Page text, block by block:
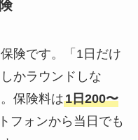
険です。「1日だけ
かラウンドしな
保険料は1日200〜
フォンから当日でも